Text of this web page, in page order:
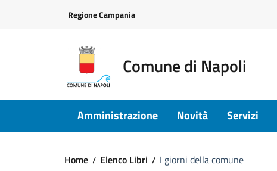
Regione Campania
Comune di Napoli
Amministrazione Novità Servizi
Home Elenco Libri I giorni della comune